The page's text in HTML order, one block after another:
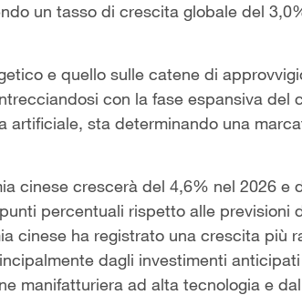
un tasso di crescita globale del
e quello sulle catene di
con la fase espansiva del
artificiale, sta determinando una
cinese crescerà del 4,6% nel 2026 e
percentuali rispetto alle previsioni
cinese ha registrato una crescita più
dagli investimenti
manifatturiera ad alta tecnologia e